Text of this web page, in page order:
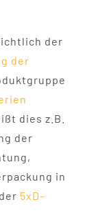
der
der
dies z.B.
der
in
5xD-